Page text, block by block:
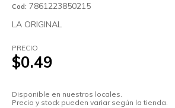
Cod: 7861223850215
LA ORIGINAL
PRECIO
$0.49
Disponible en nuestros locales.
Precio y stock pueden variar según la tienda.